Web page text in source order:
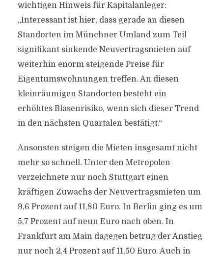
wichtigen Hinweis für Kapitalanleger:
„Interessant ist hier, dass gerade an diesen
Standorten im Münchner Umland zum Teil
signifikant sinkende Neuvertragsmieten auf
weiterhin enorm steigende Preise für
Eigentumswohnungen treffen. An diesen
kleinräumigen Standorten besteht ein
erhöhtes Blasenrisiko, wenn sich dieser Trend
in den nächsten Quartalen bestätigt.“
Ansonsten steigen die Mieten insgesamt nicht
mehr so schnell. Unter den Metropolen
verzeichnete nur noch Stuttgart einen
kräftigen Zuwachs der Neuvertragsmieten um
9,6 Prozent auf 11,80 Euro. In Berlin ging es um
5,7 Prozent auf neun Euro nach oben. In
Frankfurt am Main dagegen betrug der Anstieg
nur noch 2,4 Prozent auf 11,50 Euro. Auch in